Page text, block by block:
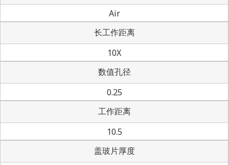
Air
长工作距离
10X
数值孔径
0.25
工作距离
10.5
盖玻片厚度